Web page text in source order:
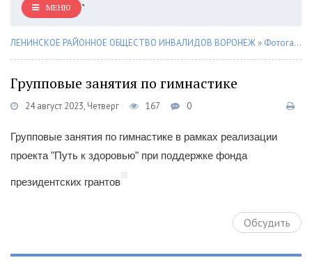
`
МЕНЮ
ЛЕНИНСКОЕ РАЙОННОЕ ОБЩЕСТВО ИНВАЛИДОВ ВОРОНЕЖ » Фотогалерея
Групповые занятия по гимнастике
24 август 2023, Четверг 167 0
Групповые занятия по гимнастике в рамках реализации
проекта "Путь к здоровью" при поддержке фонда
президентских грантов
Обсудить